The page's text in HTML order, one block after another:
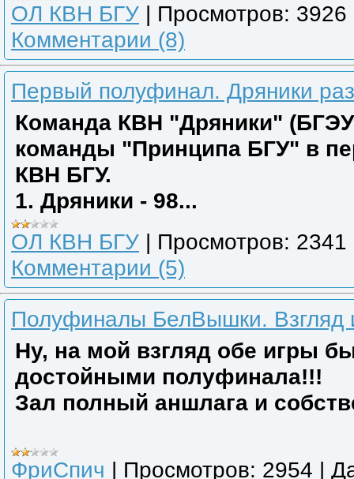
ОЛ КВН БГУ | Просмотров: 3926
Комментарии (8)
Первый полуфинал. Дряники
Команда КВН "Дряники"
команды "Принципа БГУ" в
КВН БГУ.
1. Дряники - 98...
ОЛ КВН БГУ | Просмотров: 2341
Комментарии (5)
Полуфиналы БелВышки. Взгляд
Ну, на мой взгляд обе игры
достойными полуфинала!!!
Зал полный аншлага и
ФриСпич | Просмотров: 2954 |